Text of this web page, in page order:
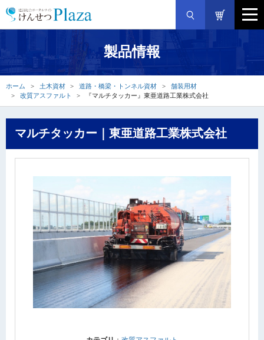
製品情報
ホーム 土木資材 道路・橋梁・トンネル資材
舗装用材
改質アスファルト
『マルチタッカー』東亜道路工業株式会社
マルチタッカー｜東亜道路工業株式会社